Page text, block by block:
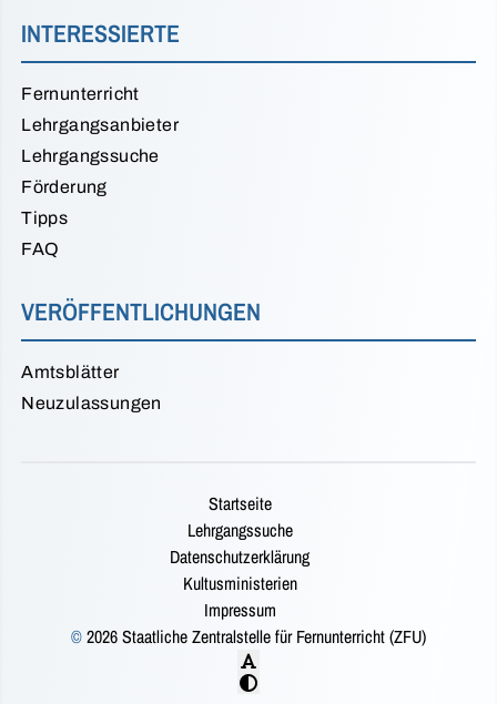
INTERESSIERTE
Fernunterricht
Lehrgangsanbieter
Lehrgangssuche
Förderung
Tipps
FAQ
VERÖFFENTLICHUNGEN
Amtsblätter
Neuzulassungen
Startseite
Lehrgangssuche
Datenschutzerklärung
Kultusministerien
Impressum
©2026 Staatliche Zentralstelle für Fernunterricht (ZFU)